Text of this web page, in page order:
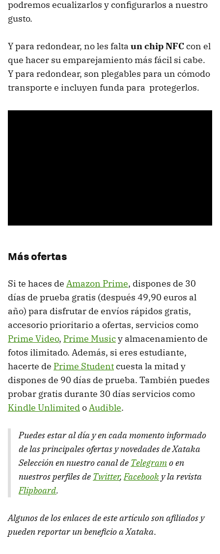
podremos ecualizarlos y configurarlos a nuestro
gusto.
Y para redondear, no les falta un chip NFCcon el
que hacer su emparejamiento más fácil si cabe.
Y para redondear, son plegables para un cómodo
transporte e incluyen funda para protegerlos.
Más ofertas
Si te haces de Amazon Prime, dispones de 30
días de prueba gratis (después 49,90 euros al
año) para disfrutar de envíos rápidos gratis,
accesorio prioritario a ofertas, servicios como
Prime Video, Prime Musicy almacenamiento de
fotos ilimitado. Además, si eres estudiante,
hacerte de Prime Studentcuesta la mitad y
dispones de 90 días de prueba. También puedes
probar gratis durante 30 días servicios como
Kindle UnlimitedoAudible.
Puedes estar al día y en cada momento informado
de las principales ofertas y novedades de Xataka
Selección en nuestro canal de Telegramo en
nuestros perfiles de Twitter,Facebook y la revista
Flipboard.
Algunos de los enlaces de este artículo son afiliados y
pueden reportar un beneficio a Xataka.